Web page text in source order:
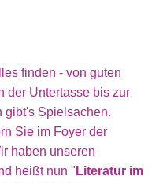
finden - von guten
der Untertasse bis zur
gibt's Spielsachen.
Sie im Foyer der
haben unseren
heißt nun " Literatur im